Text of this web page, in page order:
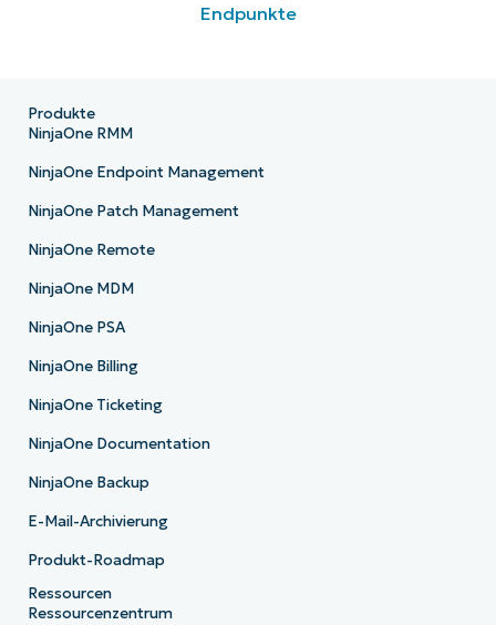
Endpunkte
Produkte
NinjaOne RMM
NinjaOne Endpoint Management
NinjaOne Patch Management
NinjaOne Remote
NinjaOne MDM
NinjaOne PSA
NinjaOne Billing
NinjaOne Ticketing
NinjaOne Documentation
NinjaOne Backup
E-Mail-Archivierung
Produkt-Roadmap
Ressourcen
Ressourcenzentrum